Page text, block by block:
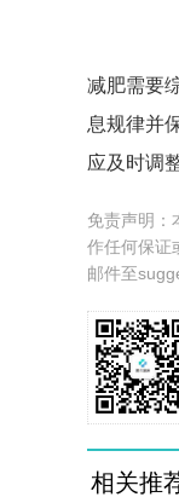
减肥需要
息规律并
应及时调
免责声明：
作任何保证
邮件至
相关推